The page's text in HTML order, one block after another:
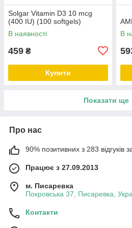
Solgar Vitamin D3 10 mcg
(400 IU) (100 softgels)
В наявності
459 ₴
Купити
В
Показати ще
Про нас
90% позитивних з 283 відгуків
Працює з 27.09.2013
м. Писаревка
Покровська 37, Писаревка,
Контакти